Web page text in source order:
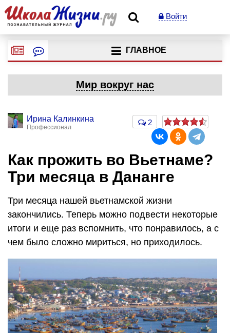
Войти
ГЛАВНОЕ
Мир вокруг нас
Ирина Калинкина
Профессионал
2
Как прожить во Вьетнаме?
Три месяца в Дананге
Три месяца нашей вьетнамской жизни
закончились. Теперь можно подвести некоторые
итоги и еще раз вспомнить, что понравилось, а с
чем было сложно мириться, но приходилось.